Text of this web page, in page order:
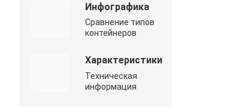
Инфографика
Сравнение типов
контейнеров
Характеристики
Техническая
информация